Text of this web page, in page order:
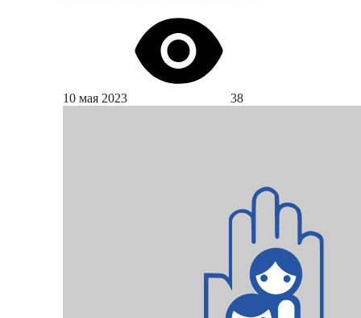
10 мая 2023 38